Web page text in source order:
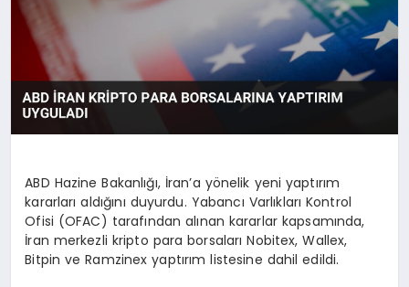
MAGAZIN
KRIPTO PARA
GEZI & SEYAHAT
OYUN
ABD Hazine Bakanlığı, İran’a yönelik yeni yaptırım
kararları aldığını duyurdu. Yabancı Varlıkları Kontrol
Ofisi (OFAC) tarafından alınan kararlar kapsamında,
İran merkezli kripto para borsaları Nobitex, Wallex,
Bitpin ve Ramzinex yaptırım listesine dahil edildi.